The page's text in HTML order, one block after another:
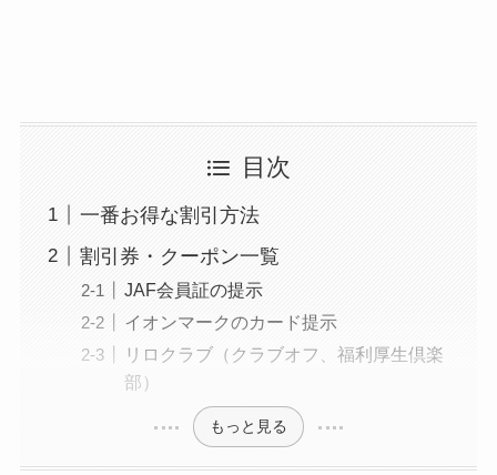
目次
一番お得な割引方法
割引券・クーポン一覧
JAF会員証の提示
イオンマークのカード提示
リロクラブ（クラブオフ、福利厚生倶楽
部）
もっと見る